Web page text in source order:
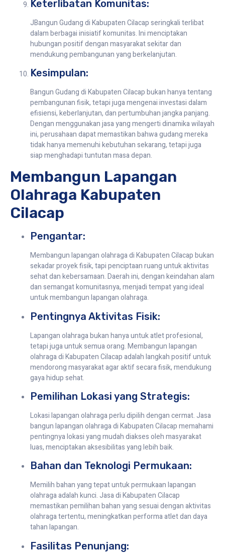
Keterlibatan Komunitas:
JBangun Gudang di Kabupaten Cilacap seringkali terlibat
dalam berbagai inisiatif komunitas. Ini menciptakan
hubungan positif dengan masyarakat sekitar dan
mendukung pembangunan yang berkelanjutan.
Kesimpulan:
Bangun Gudang di Kabupaten Cilacap bukan hanya tentang
pembangunan fisik, tetapi juga mengenai investasi dalam
efisiensi, keberlanjutan, dan pertumbuhan jangka panjang.
Dengan menggunakan jasa yang mengerti dinamika wilayah
ini, perusahaan dapat memastikan bahwa gudang mereka
tidak hanya memenuhi kebutuhan sekarang, tetapi juga
siap menghadapi tuntutan masa depan.
Membangun Lapangan
Olahraga Kabupaten
Cilacap
Pengantar:
Membangun lapangan olahraga di Kabupaten Cilacap bukan
sekadar proyek fisik, tapi penciptaan ruang untuk aktivitas
sehat dan kebersamaan. Daerah ini, dengan keindahan alam
dan semangat komunitasnya, menjadi tempat yang ideal
untuk membangun lapangan olahraga.
Pentingnya Aktivitas Fisik:
Lapangan olahraga bukan hanya untuk atlet profesional,
tetapi juga untuk semua orang. Membangun lapangan
olahraga di Kabupaten Cilacap adalah langkah positif untuk
mendorong masyarakat agar aktif secara fisik, mendukung
gaya hidup sehat.
Pemilihan Lokasi yang Strategis:
Lokasi lapangan olahraga perlu dipilih dengan cermat. Jasa
bangun lapangan olahraga di Kabupaten Cilacap memahami
pentingnya lokasi yang mudah diakses oleh masyarakat
luas, menciptakan aksesibilitas yang lebih baik.
Bahan dan Teknologi Permukaan:
Memilih bahan yang tepat untuk permukaan lapangan
olahraga adalah kunci. Jasa di Kabupaten Cilacap
memastikan pemilihan bahan yang sesuai dengan aktivitas
olahraga tertentu, meningkatkan performa atlet dan daya
tahan lapangan.
Fasilitas Penunjang: